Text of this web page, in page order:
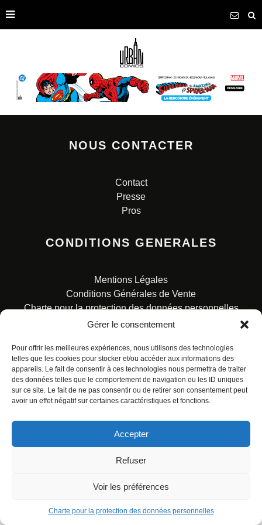
Gérer le consentement
Pour offrir les meilleures expériences, nous utilisons des technologies
telles que les cookies pour stocker et/ou accéder aux informations des
appareils. Le fait de consentir à ces technologies nous permettra de traiter
des données telles que le comportement de navigation ou les ID uniques
sur ce site. Le fait de ne pas consentir ou de retirer son consentement peut
avoir un effet négatif sur certaines caractéristiques et fonctions.
Accepter
Refuser
Voir les préférences
Charte pour la protection des données personnelles
NOUS CONTACTER
Contact
Presse
Pros
CONDITIONS GENERALES
Mentions Légales
Conditions Générales de Vente
Charte pour la protection des données personnelles
© ALL RIGHTS RESERVED. URBAN COMICS POUR LES
ÉDITIONS FRANÇAISES.